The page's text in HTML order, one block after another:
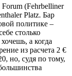
(Fehrbelliner
Platz. Бар
политике –
столько
а когда
из расчета 2 €
но, судя по тому,